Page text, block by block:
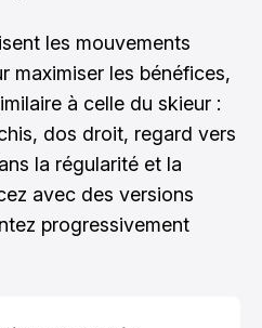
les mouvements
maximiser les bénéfices,
à celle du skieur :
dos droit, regard vers
la régularité et la
avec des versions
progressivement